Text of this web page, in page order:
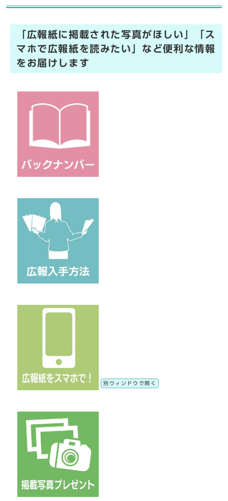
「広報紙に掲載された写真がほしい」「ス
マホで広報紙を読みたい」など便利な情報
をお届けします
別ウィンドウで開く